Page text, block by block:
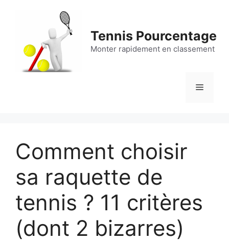
Tennis Pourcentage
Monter rapidement en classement
Menu
Comment choisir
sa raquette de
tennis ? 11 critères
(dont 2 bizarres)